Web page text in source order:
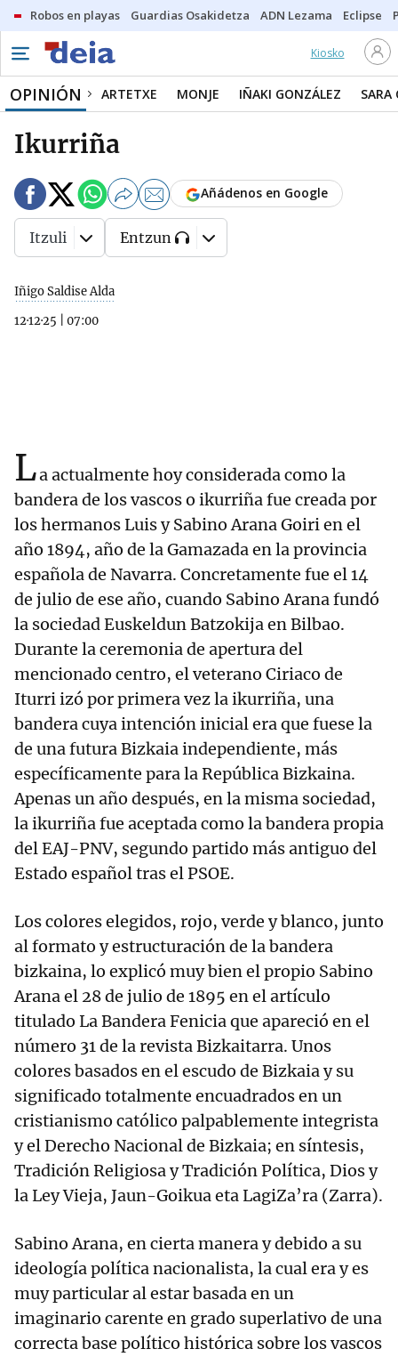
Robos en playas Guardias Osakidetza ADN Lezama Eclipse
Kiosko
OPINIÓN ARTETXE MONJE IÑAKI GONZÁLEZ SARA
Ikurriña
Iñigo Saldise Alda
12·12·25
07:00
Añádenos en Google
Itzuli Entzun
La actualmente hoy considerada como la
bandera de los vascos o ikurriña fue creada por
los hermanos Luis y Sabino Arana Goiri en el
año 1894, año de la Gamazada en la provincia
española de Navarra. Concretamente fue el 14
de julio de ese año, cuando Sabino Arana fundó
la sociedad Euskeldun Batzokija en Bilbao.
Durante la ceremonia de apertura del
mencionado centro, el veterano Ciriaco de
Iturri izó por primera vez la ikurriña, una
bandera cuya intención inicial era que fuese la
de una futura Bizkaia independiente, más
específicamente para la República Bizkaina.
Apenas un año después, en la misma sociedad,
la ikurriña fue aceptada como la bandera propia
del EAJ-PNV, segundo partido más antiguo del
Estado español tras el PSOE.
Los colores elegidos, rojo, verde y blanco, junto
al formato y estructuración de la bandera
bizkaina, lo explicó muy bien el propio Sabino
Arana el 28 de julio de 1895 en el artículo
titulado La Bandera Fenicia que apareció en el
número 31 de la revista Bizkaitarra. Unos
colores basados en el escudo de Bizkaia y su
significado totalmente encuadrados en un
cristianismo católico palpablemente integrista
y el Derecho Nacional de Bizkaia; en síntesis,
Tradición Religiosa y Tradición Política, Dios y
la Ley Vieja, Jaun-Goikua eta LagiZa’ra (Zarra).
Sabino Arana, en cierta manera y debido a su
ideología política nacionalista, la cual era y es
muy particular al estar basada en un
imaginario carente en grado superlativo de una
correcta base político histórica sobre los vascos